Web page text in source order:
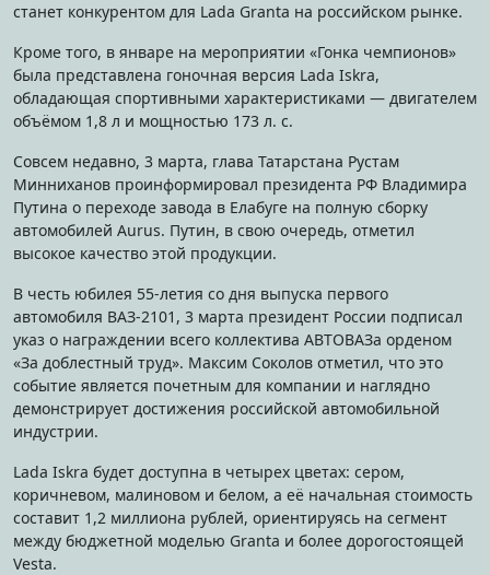
станет конкурентом для Lada Granta на российском рынке.
Кроме того, в январе на мероприятии «Гонка чемпионов»
была представлена гоночная версия Lada Iskra,
обладающая спортивными характеристиками — двигателем
объёмом 1,8 л и мощностью 173 л. с.
Совсем недавно, 3 марта, глава Татарстана Рустам
Минниханов проинформировал президента РФ Владимира
Путина о переходе завода в Елабуге на полную сборку
автомобилей Aurus. Путин, в свою очередь, отметил
высокое качество этой продукции.
В честь юбилея 55-летия со дня выпуска первого
автомобиля ВАЗ-2101, 3 марта президент России подписал
указ о награждении всего коллектива АВТОВАЗа орденом
«За доблестный труд». Максим Соколов отметил, что это
событие является почетным для компании и наглядно
демонстрирует достижения российской автомобильной
индустрии.
Lada Iskra будет доступна в четырех цветах: сером,
коричневом, малиновом и белом, а её начальная стоимость
составит 1,2 миллиона рублей, ориентируясь на сегмент
между бюджетной моделью Granta и более дорогостоящей
Vesta.